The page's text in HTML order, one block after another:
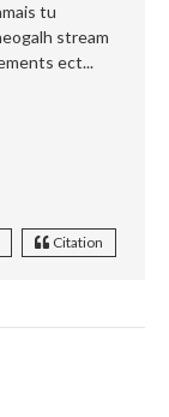
tu
stream
ect...
Citation